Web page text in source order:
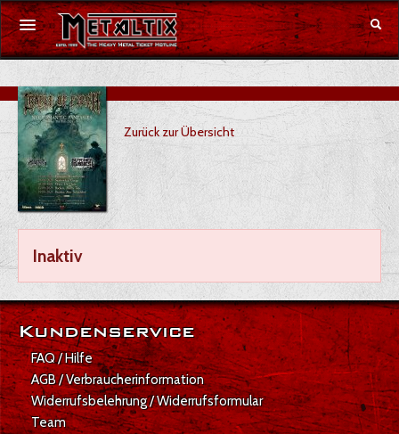
Konzerte
Festivals
Gutschein
Merchandise
DE
Anmelden
Zurück zur Übersicht
Inaktiv
Kundenservice
FAQ / Hilfe
AGB / Verbraucherinformation
Widerrufsbelehrung / Widerrufsformular
Team